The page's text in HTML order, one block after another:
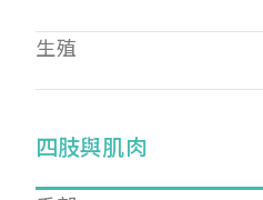
生殖
四肢與肌肉
您已成功送
您好，您的會員申請，已